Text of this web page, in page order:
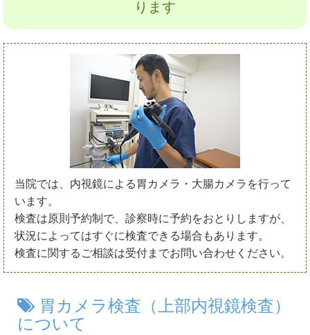
ります
当院では、内視鏡による胃カメラ・大腸カメラを行って
います。
検査は原則予約制で、診察時に予約をおとりしますが、
状況によってはすぐに検査できる場合もあります。
検査に関するご相談は受付までお問い合わせください。
胃カメラ検査（上部内視鏡検査）
について